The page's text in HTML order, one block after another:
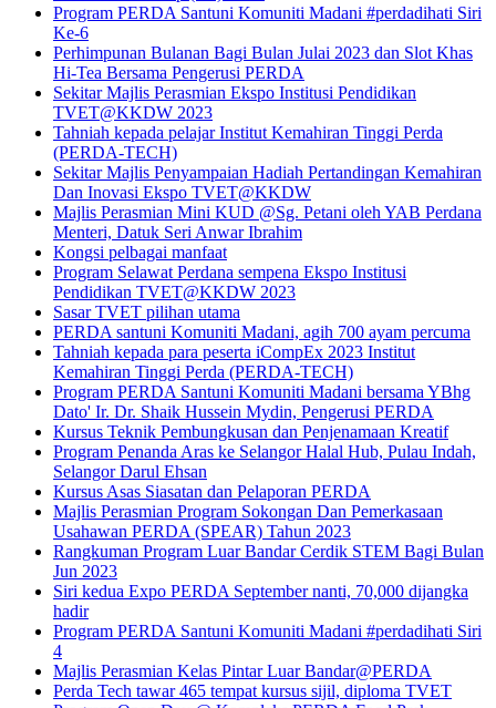
Program PERDA Santuni Komuniti Madani #perdadihati Siri
Ke-6
Perhimpunan Bulanan Bagi Bulan Julai 2023 dan Slot Khas
Hi-Tea Bersama Pengerusi PERDA
Sekitar Majlis Perasmian Ekspo Institusi Pendidikan
TVET@KKDW 2023
Tahniah kepada pelajar Institut Kemahiran Tinggi Perda
(PERDA-TECH)
Sekitar Majlis Penyampaian Hadiah Pertandingan Kemahiran
Dan Inovasi Ekspo TVET@KKDW
Majlis Perasmian Mini KUD @Sg. Petani oleh YAB Perdana
Menteri, Datuk Seri Anwar Ibrahim
Kongsi pelbagai manfaat
Program Selawat Perdana sempena Ekspo Institusi
Pendidikan TVET@KKDW 2023
Sasar TVET pilihan utama
PERDA santuni Komuniti Madani, agih 700 ayam percuma
Tahniah kepada para peserta iCompEx 2023 Institut
Kemahiran Tinggi Perda (PERDA-TECH)
Program PERDA Santuni Komuniti Madani bersama YBhg
Dato' Ir. Dr. Shaik Hussein Mydin, Pengerusi PERDA
Kursus Teknik Pembungkusan dan Penjenamaan Kreatif
Program Penanda Aras ke Selangor Halal Hub, Pulau Indah,
Selangor Darul Ehsan
Kursus Asas Siasatan dan Pelaporan PERDA
Majlis Perasmian Program Sokongan Dan Pemerkasaan
Usahawan PERDA (SPEAR) Tahun 2023
Rangkuman Program Luar Bandar Cerdik STEM Bagi Bulan
Jun 2023
Siri kedua Expo PERDA September nanti, 70,000 dijangka
hadir
Program PERDA Santuni Komuniti Madani #perdadihati Siri
4
Majlis Perasmian Kelas Pintar Luar Bandar@PERDA
Perda Tech tawar 465 tempat kursus sijil, diploma TVET